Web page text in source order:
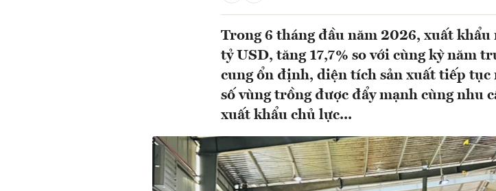
Trong 6 tháng đầu năm 2026, xuất
tỷ USD, tăng 17,7% so với cùng kỳ năm
cung ổn định, diện tích sản xuất tiếp tục
số vùng trồng được đẩy mạnh cùng nhu
xuất khẩu chủ lực...